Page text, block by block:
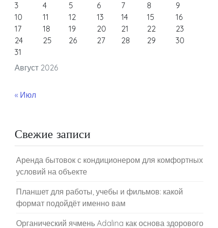
Август 2026
3
4 5 6 7 8
9
10
11 12 13 14 15
16
17
18 19 20 21 22
23
24
25 26 27 28 29
30
31
« Июл
Свежие записи
Аренда бытовок с кондиционером для комфортных
условий на объекте
Планшет для работы, учебы и фильмов: какой
формат подойдёт именно вам
Органический ячмень Adalina как основа здорового